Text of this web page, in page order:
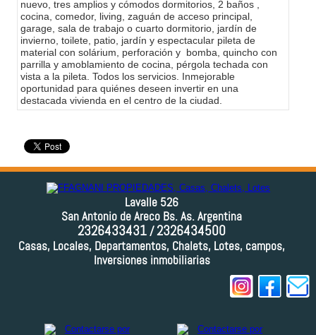
nuevo, tres amplios y cómodos dormitorios, 2 baños ,
cocina, comedor, living, zaguán de acceso principal,
garage, sala de trabajo o cuarto dormitorio, jardín de
invierno, toilete, patio, jardín y espectacular pileta de
material con solárium, perforación y bomba, quincho con
parrilla y amoblamiento de cocina, pérgola techada con
vista a la pileta. Todos los servicios. Inmejorable
oportunidad para quiénes deseen invertir en una
destacada vivienda en el centro de la ciudad.
Lavalle 526
San Antonio de Areco Bs. As. Argentina
2326433431/2326434500
Casas, Locales, Departamentos, Chalets, Lotes, campos,
Inversiones inmobiliarias